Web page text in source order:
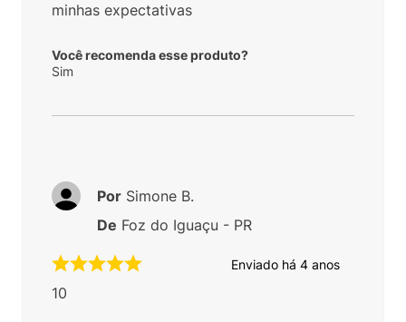
minhas expectativas
Você recomenda esse produto?
Sim
Enviado há 4 anos
10
Por Simone B.
De Foz do Iguaçu - PR